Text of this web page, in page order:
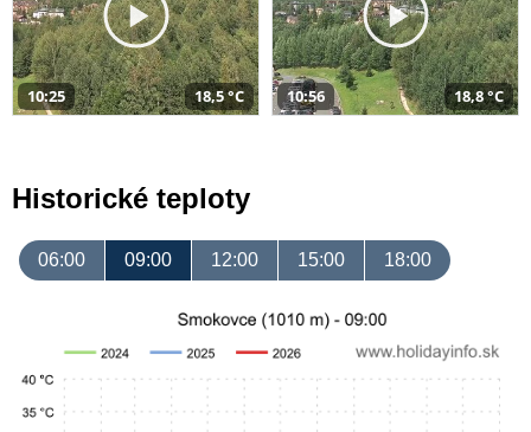
10:25 18,5 °C 10:56 18,8 °C
Historické teploty
06:00 09:00 12:00 15:00 18:00